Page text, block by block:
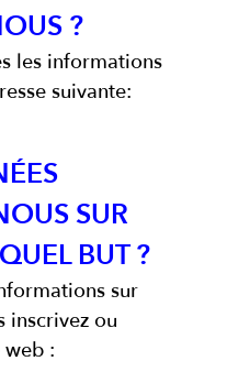
?
les informations
suivante:
SUR
BUT ?
sur
inscrivez ou
: